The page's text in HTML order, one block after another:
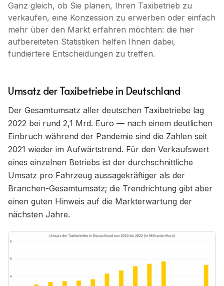
Ganz gleich, ob Sie planen, Ihren Taxibetrieb zu
verkaufen, eine Konzession zu erwerben oder einfach
mehr über den Markt erfahren möchten: die hier
aufbereiteten Statistiken helfen Ihnen dabei,
fundiertere Entscheidungen zu treffen.
Umsatz der Taxibetriebe in Deutschland
Der Gesamtumsatz aller deutschen Taxibetriebe lag
2022 bei rund 2,1 Mrd. Euro — nach einem deutlichen
Einbruch während der Pandemie sind die Zahlen seit
2021 wieder im Aufwärtstrend. Für den Verkaufswert
eines einzelnen Betriebs ist der durchschnittliche
Umsatz pro Fahrzeug aussagekräftiger als der
Branchen-Gesamtumsatz; die Trendrichtung gibt aber
einen guten Hinweis auf die Markterwartung der
nächsten Jahre.